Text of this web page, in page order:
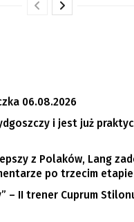
06.08.2026
i jest już
z Polaków, Lang
po trzecim
– II trener Cuprum